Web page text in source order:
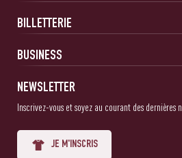
BILLETTERIE
BUSINESS
NEWSLETTER
Inscrivez-vous et soyez au courant des
JE M'INSCRIS